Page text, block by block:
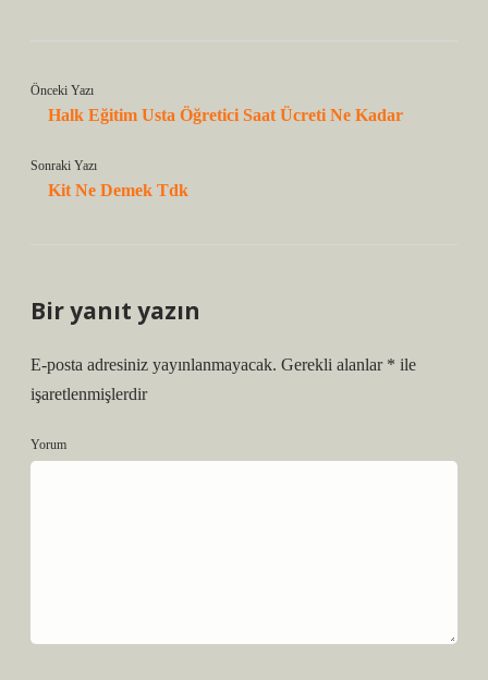
Önceki Yazı
Halk Eğitim Usta Öğretici Saat Ücreti Ne Kadar
Sonraki Yazı
Kit Ne Demek Tdk
Bir yanıt yazın
E-posta adresiniz yayınlanmayacak. Gerekli alanlar * ile
işaretlenmişlerdir
Yorum